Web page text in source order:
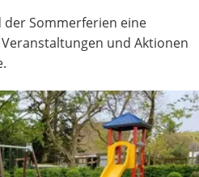
der Sommerferien eine
und Aktionen